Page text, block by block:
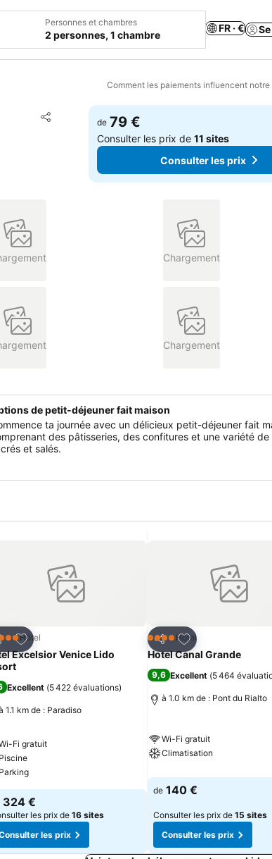
Personnes et chambres
2 personnes, 1 chambre
FR · €
Comment les paiements influencent
Partager
Ajouter à mes favoris
de 79 €
Consulter les prix de11 sites
Consulter les prix
Chargement
Chargement
de petit-déjeuner fait maison
ta journée avec un délicieux petit-déjeuner fait
des pâtisseries, des confitures et une variété
et salés.
Ajouter à mes favoris
Hôtel
Excelsior Venice Lido
Excellent (5 422 évaluations)
1.1 km de : Paradiso
Fi gratuit
Piscine
Parking
324 €
les prix de 16 sites
les prix
Partager
Ajouter à mes
4 ÉtoilesHôtel
Hotel Canal Grande
9,6 Excellent (5 464
à 1.0 km de : Pont du Rialto
Wi-Fi gratuit
Climatisation
de 140 €
Consulter les prix de 15 sites
Consulter les prix